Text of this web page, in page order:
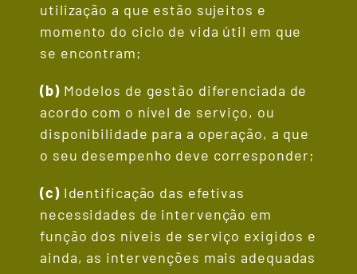
utilização a que estão sujeitos e
momento do ciclo de vida útil em que
se encontram;
(b)Modelos de gestão diferenciada de
acordo com o nível de serviço, ou
disponibilidade para a operação, a que
o seu desempenho deve corresponder;
(c)Identificação das efetivas
necessidades de intervenção em
função dos níveis de serviço exigidos e
ainda, as intervenções mais adequadas